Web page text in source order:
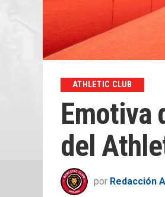
ATHLETIC CLUB
Emotiva
del
por Redacción